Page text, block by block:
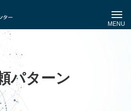
MENU
パターン